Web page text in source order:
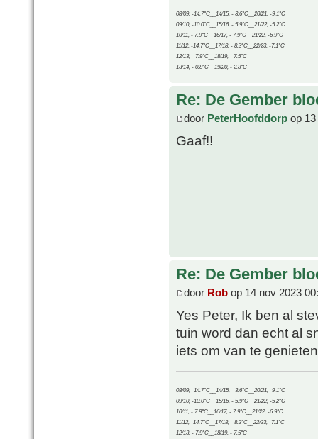
08/09, -14.7°C__14/15, - 3.6°C__20/21, -9.1°C
09/10, -10.0°C__15/16, - 5.9°C__21/22, -5.2°C
10/11, - 7.9°C__16/17, - 7.9°C__21/22, -6.9°C
11/12, -14.7°C__17/18, - 8.3°C__22/23, -7.1°C
12/13, - 7.9°C__18/19, - 7.5°C
13/14, - 0.8°C__19/20, - 2.8°C
Re: De Gember
door PeterHoofddorp op
Gaaf!!
Re: De Gember
door Rob op 14 nov 2023
Yes Peter, Ik ben al
tuin word dan echt al
iets om van te
08/09, -14.7°C__14/15, - 3.6°C__20/21, -9.1°C
09/10, -10.0°C__15/16, - 5.9°C__21/22, -5.2°C
10/11, - 7.9°C__16/17, - 7.9°C__21/22, -6.9°C
11/12, -14.7°C__17/18, - 8.3°C__22/23, -7.1°C
12/13, - 7.9°C__18/19, - 7.5°C